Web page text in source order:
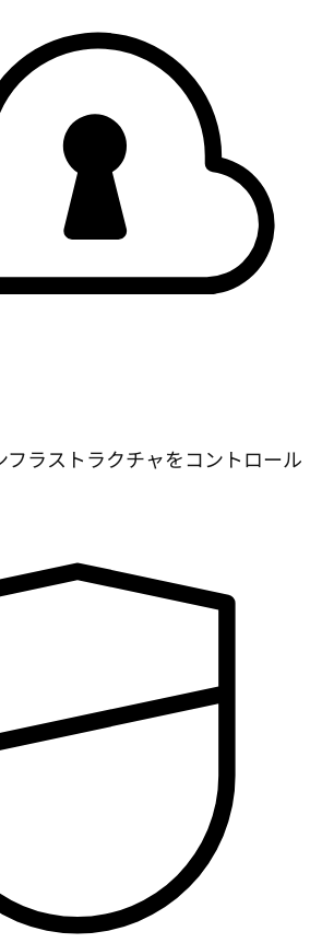
フラストラクチャをコントロール